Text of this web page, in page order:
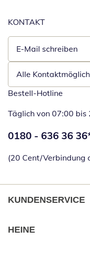
KONTAKT
E-Mail schreiben
Öffnet E-Mail-Client
Alle
Bestell-Hotline
Täglich von 07:00 bis
Telefonnummer:
0180 - 636 36 36
(20 Cent/Verbindung
KUNDENSERVICE
HEINE